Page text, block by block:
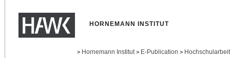
HORNEMANN INSTITUT
> Hornemann Institut > E-Publication >